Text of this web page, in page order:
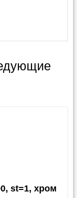
st=1, хром